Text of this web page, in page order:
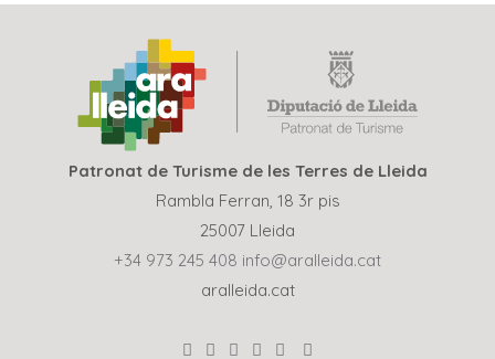
Patronat de Turisme de les Terres de Lleida
Rambla Ferran, 18 3r pis
25007 Lleida
+34 973 245 408 info@aralleida.cat
aralleida.cat